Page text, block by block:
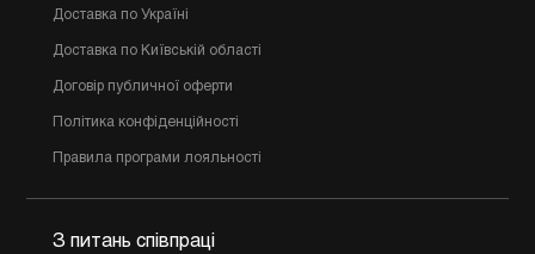
Доставка по Україні
Доставка по Київській області
Договір публичної оферти
Політика конфіденційності
Правила програми лояльності
З питань співпраці